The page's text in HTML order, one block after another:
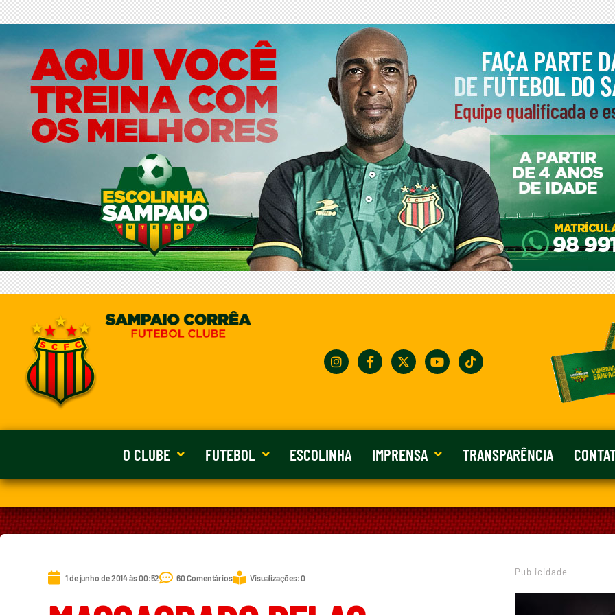
O CLUBE FUTEBOL ESCOLINHA IMPRENSA TRANSPARÊNCIA
1 de junho de 2014 às 00:52 60 Comentários Visualizações: 0
Publicidade